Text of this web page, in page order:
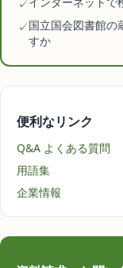
✓
✓国立国会図書館の
すか
便利なリンク
Q&A よくある質問
用語集
企業情報